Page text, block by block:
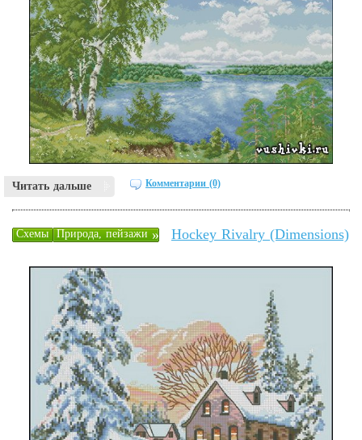
Читать дальше Комментарии (0)
Схемы »
Природа, пейзажи Hockey Rivalry (Dimensions)